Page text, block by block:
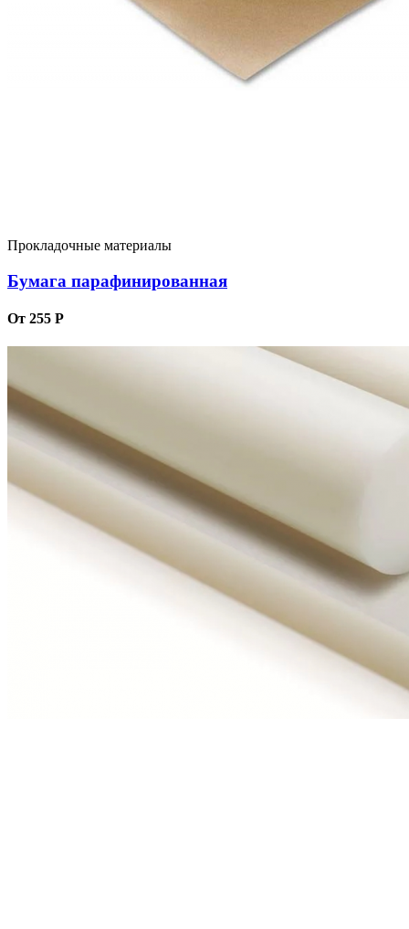
Прокладочные материалы
Бумага парафинированная
От 255 Р